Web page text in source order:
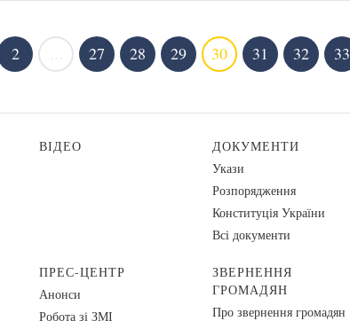
2 27 28 29 30 31 32 33
ВІДЕО
ДОКУМЕНТИ
Укази
Розпорядження
Конституція України
Всі документи
ПРЕС-ЦЕНТР
Анонси
Робота зі ЗМІ
ЗВЕРНЕННЯ
ГРОМАДЯН
Про звернення громадян